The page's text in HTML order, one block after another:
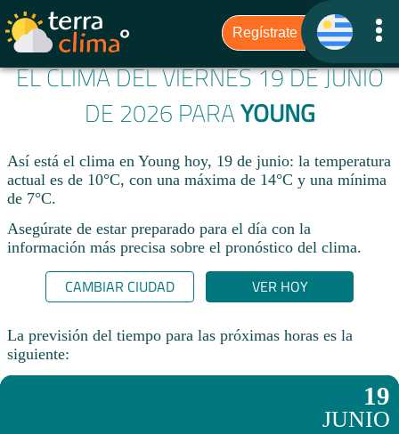
EL CLIMA DEL VIERNES 19 DE JUNIO
DE 2026 PARAYOUNG
Así está el clima en Young hoy, 19 de junio: la temperatura
actual es de 10°C, con una máxima de 14°C y una mínima
de 7°C.
Asegúrate de estar preparado para el día con la
información más precisa sobre el pronóstico del clima.
CAMBIAR CIUDAD VER HOY
La previsión del tiempo para las próximas horas es la
siguiente:
19
JUNIO